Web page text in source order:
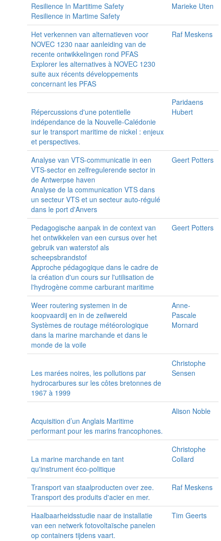
Resilience In Martitime Safety
Resilience in Martime Safety
Marieke Uten
Het verkennen van alternatieven voor
NOVEC 1230 naar aanleiding van de
recente ontwikkelingen rond PFAS
Explorer les alternatives à NOVEC 1230
suite aux récents développements
concernant les PFAS
Raf Meskens
Répercussions d'une potentielle
indépendance de la Nouvelle-Calédonie
sur le transport maritime de nickel : enjeux
et perspectives.
Paridaens
Hubert
Analyse van VTS-communicatie in een
VTS-sector en zelfregulerende sector in
de Antwerpse haven
Analyse de la communication VTS dans
un secteur VTS et un secteur auto-régulé
dans le port d'Anvers
Geert Potters
Pedagogische aanpak in de context van
het ontwikkelen van een cursus over het
gebruik van waterstof als
scheepsbrandstof
Approche pédagogique dans le cadre de
la création d'un cours sur l'utilisation de
l'hydrogène comme carburant maritime
Geert Potters
Weer routering systemen in de
koopvaardij en in de zeilwereld
Systèmes de routage météorologique
dans la marine marchande et dans le
monde de la voile
Anne-
Pascale
Mornard
Les marées noires, les pollutions par
hydrocarbures sur les côtes bretonnes de
1967 à 1999
Christophe
Sensen
Acquisition d’un Anglais Maritime
performant pour les marins francophones.
Alison Noble
La marine marchande en tant
qu'instrument éco-politique
Christophe
Collard
Transport van staalproducten over zee.
Transport des produits d'acier en mer.
Raf Meskens
Haalbaarheidsstudie naar de installatie
van een netwerk fotovoltaïsche panelen
op containers tijdens vaart.
Tim Geerts